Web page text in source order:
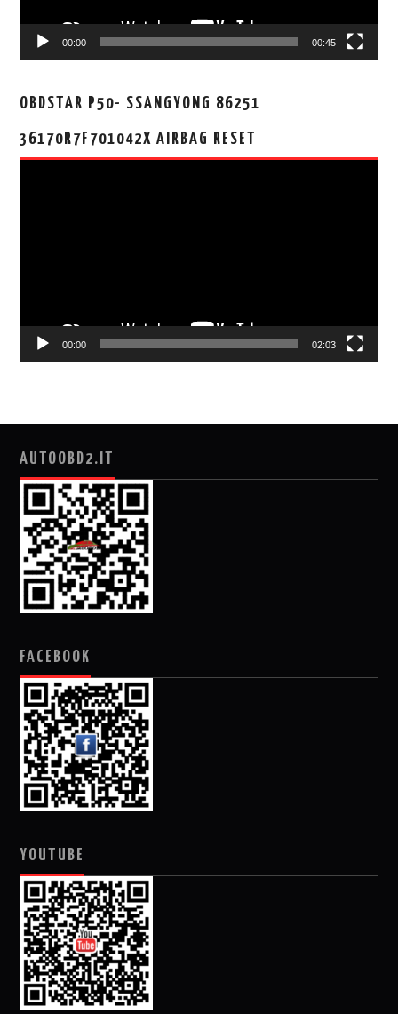
00:00 00:45
OBDSTAR P50- SSANGYONG 86251
36170R7F701042X AIRBAG RESET
00:00 02:03
AUTOOBD2.IT
FACEBOOK
YOUTUBE